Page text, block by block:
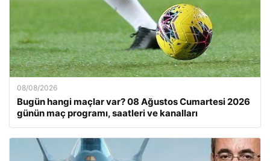
08/08/2026
Bugün hangi maçlar var? 08 Ağustos Cumartesi 2026
günün maç programı, saatleri ve kanalları